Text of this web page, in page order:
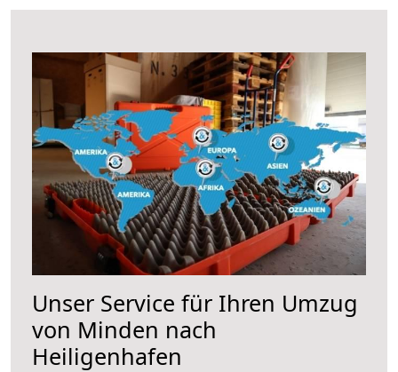
Unser Service für Ihren Umzug
von Minden nach
Heiligenhafen